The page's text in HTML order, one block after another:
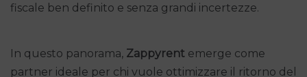
fiscale ben definito e senza grandi incertezze.
In questo panorama, Zappyrent emerge come
partner ideale per chi vuole ottimizzare il ritorno del